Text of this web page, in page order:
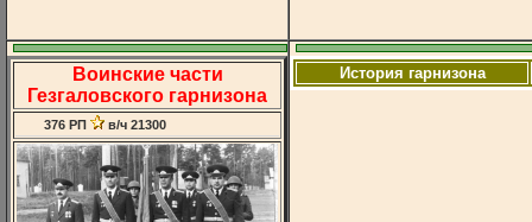
Воинские части
Гезгаловского гарнизона
376 РП в/ч 21300
История гарнизона